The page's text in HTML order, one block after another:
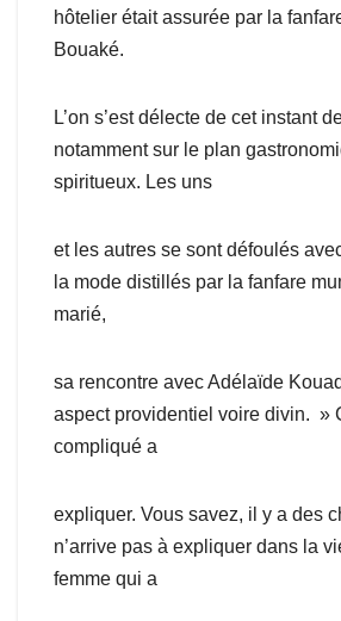
hôtelier était assurée par la
Bouaké.
L’on s’est délecte de cet instant
notamment sur le plan
spiritueux. Les uns
et les autres se sont défoulés
la mode distillés par la fanfare
marié,
sa rencontre avec Adélaïde
aspect providentiel voire divin. »
compliqué a
expliquer. Vous savez, il y a des
n’arrive pas à expliquer dans la
femme qui a